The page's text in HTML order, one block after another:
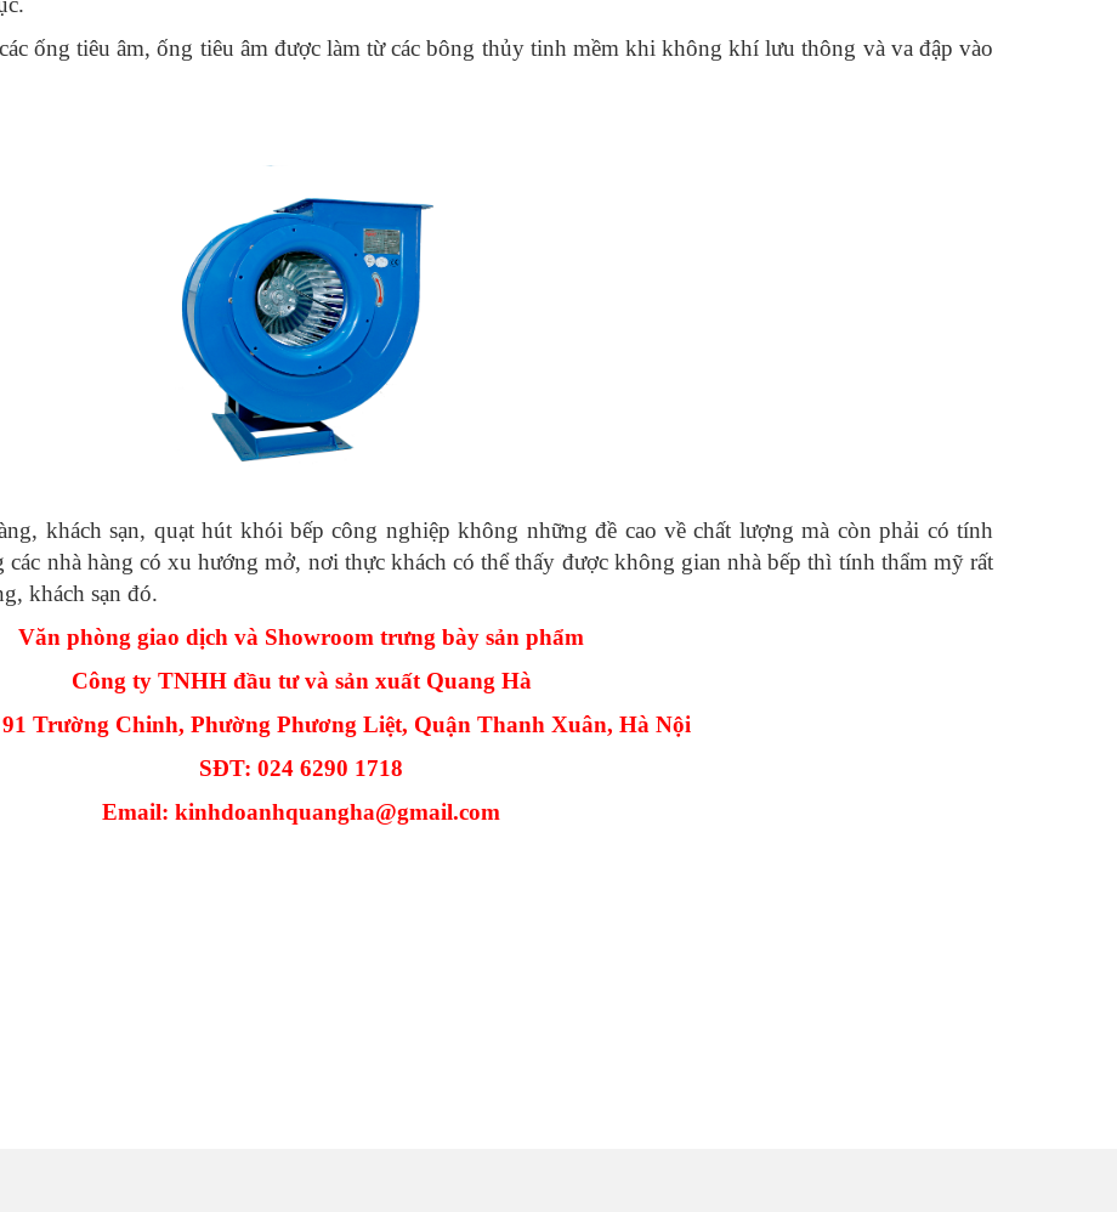
ống tiêu âm, ống tiêu âm được làm từ các bông thủy tinh mềm khi không khí lưu thông và va đập vào
khách sạn, quạt hút khói bếp công nghiệp không những đề cao về chất lượng mà còn phải có tính
nhà hàng có xu hướng mở, nơi thực khách có thể thấy được không gian nhà bếp thì tính thẩm mỹ rất
khách sạn đó.
Văn phòng giao dịch và Showroom trưng bày sản phẩm
Công ty TNHH đầu tư và sản xuất Quang Hà
Trường Chinh, Phường Phương Liệt, Quận Thanh Xuân, Hà Nội
SĐT: 024 6290 1718
Email: kinhdoanhquangha@gmail.com